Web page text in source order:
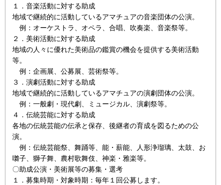
１．音楽活動に対する助成
地域で継続的に活動しているアマチュアの音楽団体の公演。
例：オーケストラ、オペラ、合唱、吹奏楽、音楽祭等。
２．美術活動に対する助成
地域の人々に優れた美術品の鑑賞の機会を提供する美術活動
等。
例：企画展、公募展、芸術祭等。
３．演劇活動に対する助成
地域で継続的に活動しているアマチュアの演劇団体の公演。
例：一般劇・現代劇、ミュージカル、演劇祭等。
４．伝統芸能に対する助成
各地の伝統芸能の伝承と保存、後継者の育成を図るための公
演。
例：伝統芸能祭、舞踊等、能・薪能、人形浄瑠璃、太鼓、お
囃子、獅子舞、農村歌舞伎、神楽・雅楽等。
〇助成公演・美術展等の募集・選考
１．募集時期・対象時期：毎年１回公募します。